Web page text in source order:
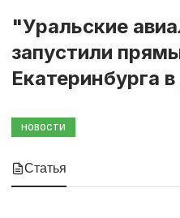
"Уральские
запустили
Екатеринбурга
НОВОСТИ
Статья